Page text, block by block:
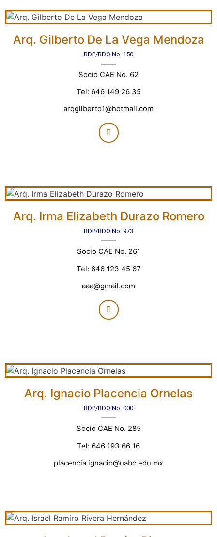
Arq. Gilberto De La Vega Mendoza
RDP/RDO No. 150
Socio CAE No. 62
Tel: 646 149 26 35
arqgilberto1@hotmail.com
Arq. Irma Elizabeth Durazo Romero
RDP/RDO No. 973
Socio CAE No. 261
Tel: 646 123 45 67
aaa@gmail.com
Arq. Ignacio Placencia Ornelas
RDP/RDO No. 000
Socio CAE No. 285
Tel: 646 193 66 16
placencia.ignacio@uabc.edu.mx